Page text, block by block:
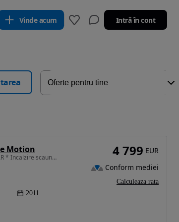
Vinde acum Intră în cont
Motion
1199 cm3 • 75 CP • Senzori parcare * RAR * Incalzire scaune * CarPlay * Camera marsarier
2011
4 799 EUR
Conform mediei
Calculeaza rata